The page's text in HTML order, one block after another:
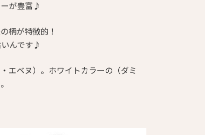
ーが豊富♪
柄が特徴的！
いんです♪
エベヌ）。ホワイトカラーの（ダミ